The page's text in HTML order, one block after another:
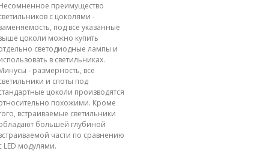
преимущество
с цоколями -
под все указанные
цоколи можно купить
светодиодные лампы и
в светильниках.
- размерность, все
и споты под
цоколи производятся
похожими. Кроме
встраиваемые светильники
большей глубиной
части по сравнению
LED модулями.